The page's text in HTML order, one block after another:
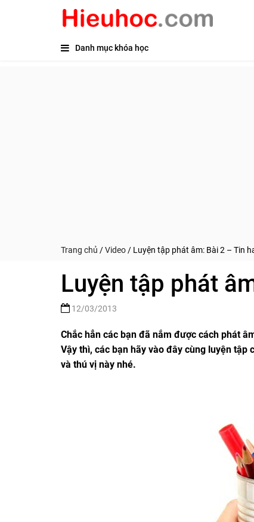
Danh mục khóa học
Trang chủ /Video / Luyện tập phát âm: Bài 2 – Tin
Luyện tập phát
12/03/2013
Chắc hẳn các bạn đã nắm được cách phát
Vậy thì, các bạn hãy vào đây cùng luyện
và thú vị này nhé.